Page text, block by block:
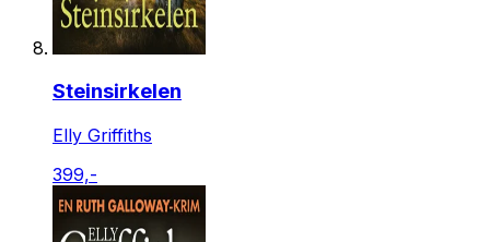
Steinsirkelen
Elly Griffiths
399,-